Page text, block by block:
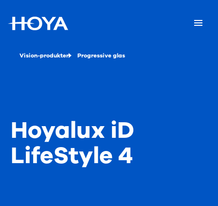
Vision-produkter Progressive glas
Hoyalux iD
LifeStyle 4